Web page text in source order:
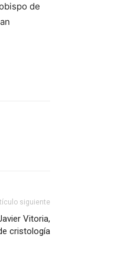
de
siguiente
Vitoria,
cristología